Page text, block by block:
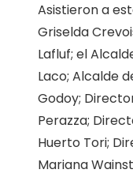
Asistieron a
Griselda
Lafluf; el
Laco; Alcalde
Godoy;
Perazza;
Huerto Tori;
Mariana